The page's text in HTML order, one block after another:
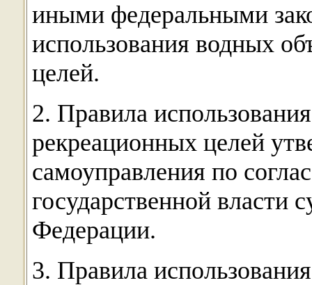
иными федеральными
использования водных
целей.
2. Правила
рекреационных целей
самоуправления по
государственной власти
Федерации.
3. Правила